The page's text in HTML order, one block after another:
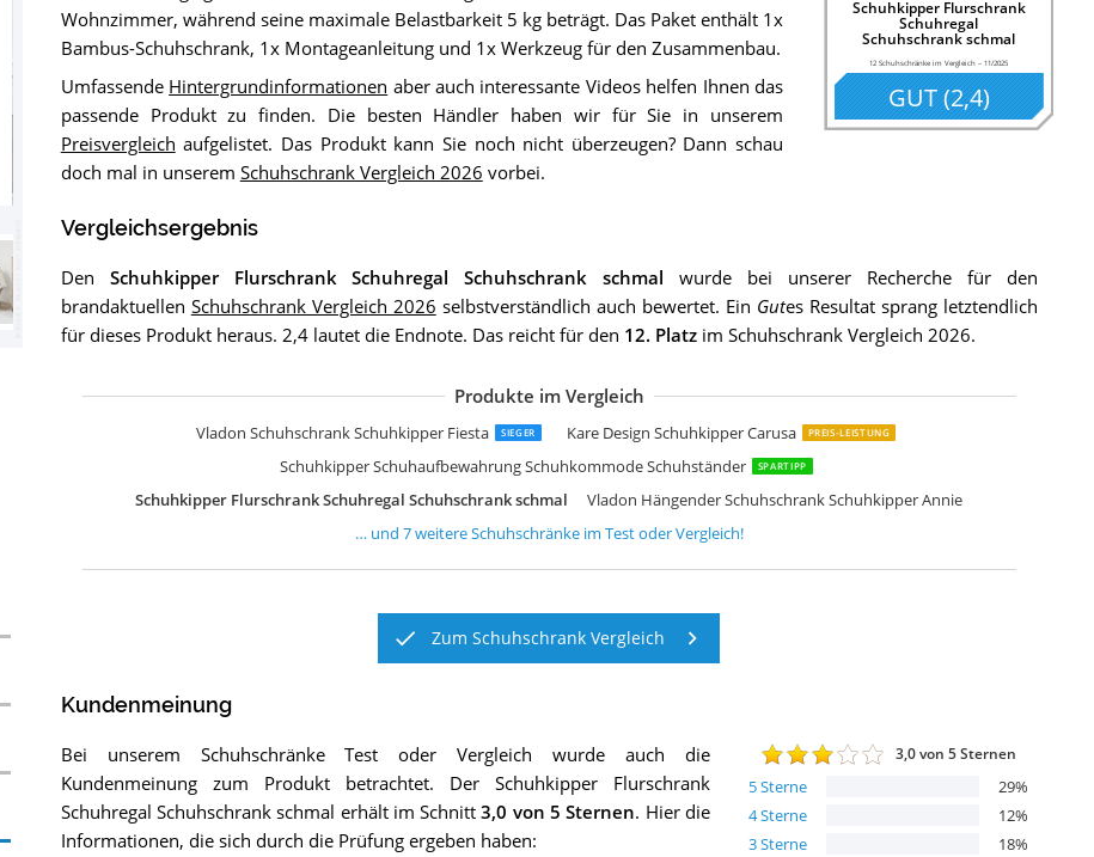
Schuhkipper Flurschrank
Schuhregal
Schuhschrank schmal
12 Schuhschränke im Vergleich –11/2025
GUT(2,4)
Wohnzimmer, während seine maximale Belastbarkeit 5 kg beträgt. Das Paket enthält 1x
Bambus-Schuhschrank, 1x Montageanleitung und 1x Werkzeug für den Zusammenbau.
Umfassende Hintergrundinformationen aber auch interessante Videos helfen Ihnen das
passende Produkt zu finden. Die besten Händler haben wir für Sie in unserem
Preisvergleich aufgelistet. Das Produkt kann Sie noch nicht überzeugen? Dann schau
doch mal in unserem Schuhschrank Vergleich 2026 vorbei.
Vergleichsergebnis
Den Schuhkipper Flurschrank Schuhregal Schuhschrank schmal wurde bei unserer Recherche für den
brandaktuellen Schuhschrank Vergleich 2026 selbstverständlich auch bewertet. Ein Gutes Resultat sprang letztendlich
für dieses Produkt heraus. 2,4 lautet die Endnote. Das reicht für den 12. Platzim Schuhschrank Vergleich 2026.
Produkte im Vergleich
Vladon Schuhschrank Schuhkipper Fiesta SIEGER Kare Design Schuhkipper Carusa PREIS-LEISTUNG
Schuhkipper Schuhaufbewahrung Schuhkommode Schuhständer SPARTIPP
Schuhkipper Flurschrank Schuhregal Schuhschrank schmal Vladon Hängender Schuhschrank Schuhkipper Annie
Schuhschrank Schuhkommode Schuhkipper Schuhablage Schrank
Vladon Schuhschrank Schuhkipper Loret V2
Slim Magik Platzsparender italienischer Schuhschrank
Vicco Schuhkipper Luca Weiß Sonoma Eiche 3 Fächer oder 5 Fächer
Vladon Schuhschrank Schuhkipper Fiesta V2
Schuhschrank Schuhregal Schuhkipper Schuhständer Schuhablage
Jan Kurtz Schuhschrank Stahlblech
… und 7weitereSchuhschränkeim Test oder Vergleich!
Zum Schuhschrank Vergleich
Kundenmeinung
3,0von 5 Sternen
5Sterne 29%
4Sterne 12%
3Sterne 18%
Bei unserem SchuhschränkeTest oder Vergleich wurde auch die
Kundenmeinung zum Produkt betrachtet.
Der
Schuhkipper Flurschrank
Schuhregal Schuhschrank schmal erhält im Schnitt3,0 von 5 Sternen. Hier die
Informationen, die sich durch die Prüfung ergeben haben: